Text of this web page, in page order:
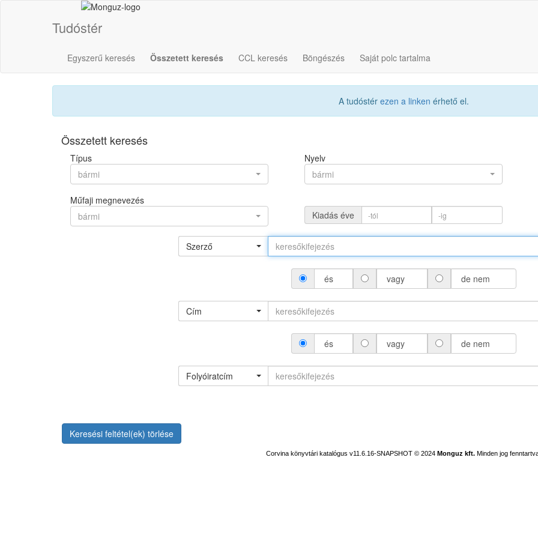
Tudóstér
Egyszerű keresés Összetett keresés CCL keresés Böngészés Saját polc tartalma
A tudóstér ezen a linken érhető el.
Összetett keresés
Típus
bármi
Nyelv
bármi
Műfaji megnevezés
bármi
Kiadás éve
Szerző
és vagy de nem
Cím
és vagy de nem
Folyóiratcím
Keresési feltétel(ek) törlése
Corvina könyvtári katalógus v11.6.16-SNAPSHOT © 2024 Monguz kft. Minden jog